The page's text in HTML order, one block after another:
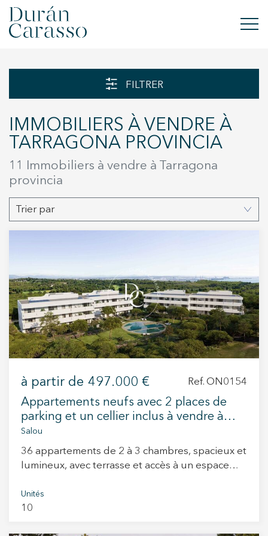
VENDRE
NOUVELLE CONSTRUCTION
INVESTISSEMENTS
GROUPE DC
+34 935 178 067
ES CA EN FR
FILTRER
IMMOBILIERS À VENDRE À
TARRAGONA PROVINCIA
11 Immobiliers à vendre à Tarragona
provincia
Trier par
à partir de 497.000 € Ref. ON0154
Appartements neufs avec 2 places de
parking et un cellier inclus à vendre à
Salou
Salou
36 appartements de 2 à 3 chambres, spacieux et
lumineux, avec terrasse et accès à un espace
situé dans un cadre privé, à 10 minutes de
Tarragone et à 1h20 de Barcelone. Découvrez
Unités
10